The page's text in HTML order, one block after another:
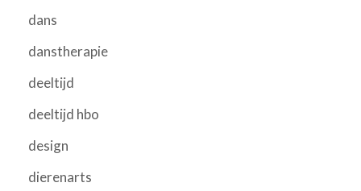
dans
danstherapie
deeltijd
deeltijd hbo
design
dierenarts